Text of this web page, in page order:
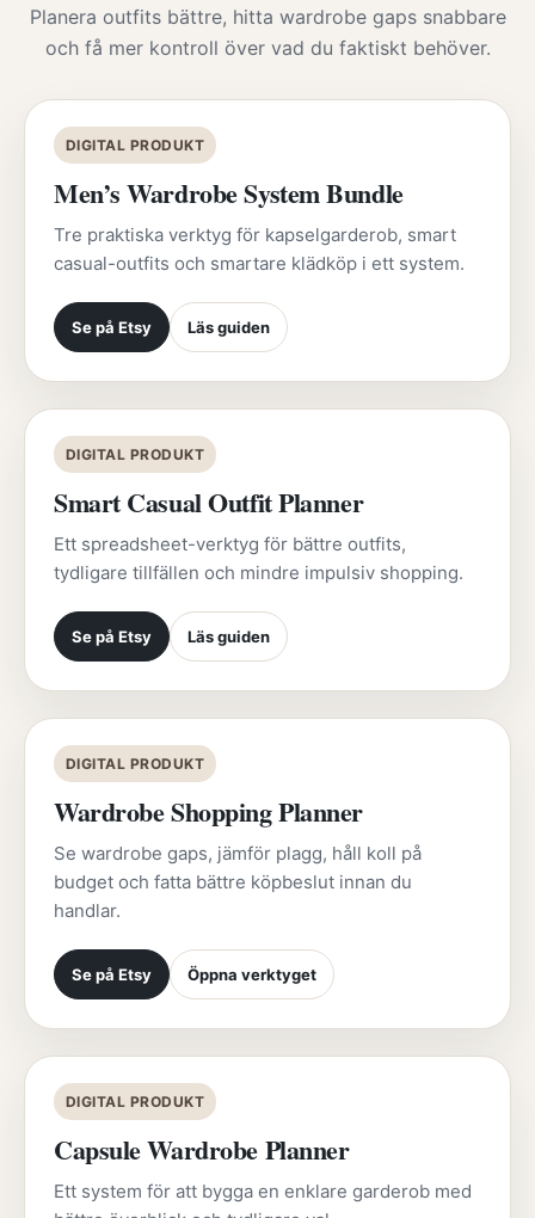
Planera outfits bättre, hitta wardrobe gaps snabbare
och få mer kontroll över vad du faktiskt behöver.
DIGITAL PRODUKT
Men’s Wardrobe System Bundle
Tre praktiska verktyg för kapselgarderob, smart
casual-outfits och smartare klädköp i ett system.
Se på Etsy Läs guiden
DIGITAL PRODUKT
Smart Casual Outfit Planner
Ett spreadsheet-verktyg för bättre outfits,
tydligare tillfällen och mindre impulsiv shopping.
Se på Etsy Läs guiden
DIGITAL PRODUKT
Wardrobe Shopping Planner
Se wardrobe gaps, jämför plagg, håll koll på
budget och fatta bättre köpbeslut innan du
handlar.
Se på Etsy Öppna verktyget
DIGITAL PRODUKT
Capsule Wardrobe Planner
Ett system för att bygga en enklare garderob med